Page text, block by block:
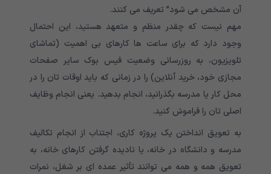
آن مشخص می شود” تعریف می کنند.
مهم نیست که چقدر منظم و متعهد هستید، این احتمال
وجود دارد که برای ساعت ها کارهای بی اهمیت (تماشای
تلویزیون، به روزرسانی وضعیت فیس بوک سایر صفحات
مجازی خود، خرید آنلاین) را در زمانی که باید اوقات تان را در
محل کار یا مدرسه بگذرانید، انجام بدهید. یعنی انجام وظایف
اصلی تان‌ را فراموش کنید.
به تعویق انداختن یک پروژه کاری، اجتناب از انجام تکالیف
مدرسه و دانشگاه در خانه، یا نادیده گرفتن کارهای خانه، به
تعویق همه و همه می توانند تأثیر عمده ای بر شغل، نمرات